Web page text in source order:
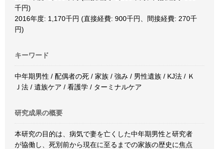
千円)
2016年度: 1,170千円 (直接経費: 900千円、間接経費: 270千
円)
キーワード
中年期男性 / 配偶者の死 / 家族 / 強み / 男性遺族 / KJ法 / Ｋ
Ｊ法 / 遺族ケア / 看護学 / ターミナルケア
研究成果の概要
本研究の目的は、病気で妻を亡くした中年期男性と研究者
が協働し、死別前から現在に至るまでの家族の歴史に焦点